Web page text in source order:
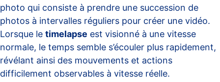
photo qui consiste à prendre une succession de
photos à intervalles réguliers pour créer une vidéo.
Lorsque le timelapse est visionné à une vitesse
normale, le temps semble s’écouler plus rapidement,
révélant ainsi des mouvements et actions
difficilement observables à vitesse réelle.